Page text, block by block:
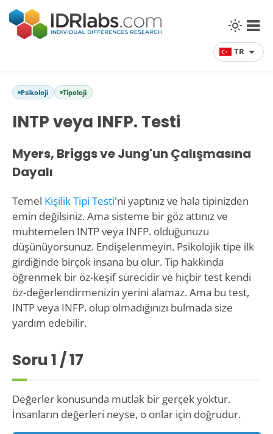
TR
Psikoloji Tipoloji
INTP veya INFP. Testi
Myers, Briggs ve Jung'un Çalışmasına
Dayalı
Temel Kişilik Tipi Testi'ni yaptınız ve hala tipinizden
emin değilsiniz. Ama sisteme bir göz attınız ve
muhtemelen INTP veya INFP. olduğunuzu
düşünüyorsunuz. Endişelenmeyin. Psikolojik tipe ilk
girdiğinde birçok insana bu olur. Tip hakkında
öğrenmek bir öz-keşif sürecidir ve hiçbir test kendi
öz-değerlendirmenizin yerini alamaz. Ama bu test,
INTP veya INFP. olup olmadığınızı bulmada size
yardım edebilir.
Soru 1 / 17
Değerler konusunda mutlak bir gerçek yoktur.
İnsanların değerleri neyse, o onlar için doğrudur.